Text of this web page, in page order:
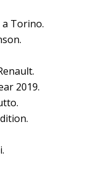
a Torino.
2019.